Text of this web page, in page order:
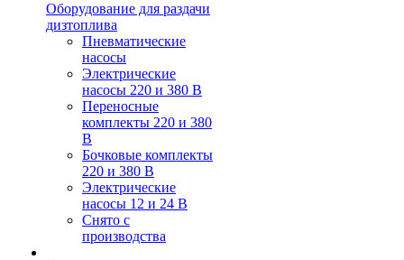
Оборудование для раздачи
дизтоплива
Пневматические
насосы
Электрические
насосы 220 и 380 В
Переносные
комплекты 220 и 380
В
Бочковые комплекты
220 и 380 В
Электрические
насосы 12 и 24 В
Снято с
производства